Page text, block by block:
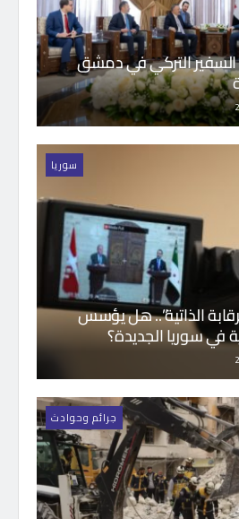
السفير التركي في دمشق
سوريا
الذاتية”.. هل يؤسس
في سوريا الجديدة؟
جرائم وحوادث